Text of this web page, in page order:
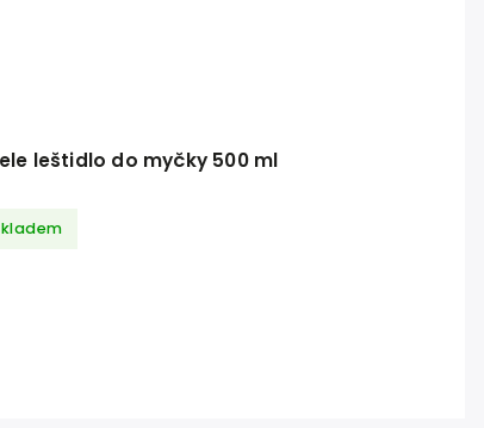
leštidlo do myčky 500 ml